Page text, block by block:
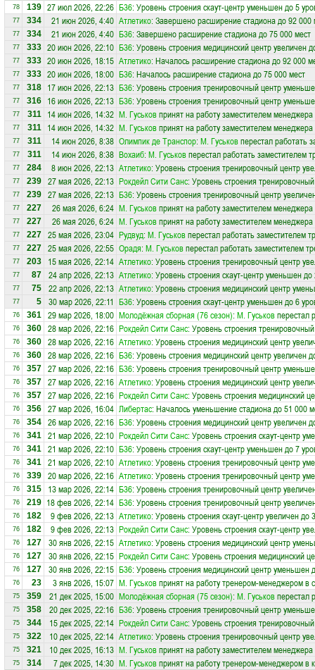
78 139 27 июл 2026, 22:26 Б36: Уровень строения скаут-центр уменьшен до 5
77 334 21 июн 2026, 4:40 Атлетико: Завершено расширение стадиона до 92 000
77 334 21 июн 2026, 4:40 Б36: Завершено расширение стадиона до 75 000 мест
77 333 20 июн 2026, 22:10 Б36: Уровень строения медицинский центр увеличен
77 333 20 июн 2026, 18:15 Атлетико: Началось расширение стадиона до 92 000
77 333 20 июн 2026, 18:00 Б36: Началось расширение стадиона до 75 000 мест
77 318 17 июн 2026, 22:13 Б36: Уровень строения тренировочный центр
77 316 16 июн 2026, 22:13 Б36: Уровень строения тренировочный центр
77 311 14 июн 2026, 14:32 М. Гуськовпринят на работу заместителем
77 311 14 июн 2026, 14:32 М. Гуськовпринят на работу заместителем
77 311 14 июн 2026, 8:38 Олимпик де Транспор: М. Гуськовперестал работать
77 311 14 июн 2026, 8:38 Вохаиб: М. Гуськовперестал работать заместителем
77 284 8 июн 2026, 22:13 Атлетико: Уровень строения тренировочный центр
77 239 27 мая 2026, 22:13 Рокдейл Сити Санс: Уровень строения
77 239 27 мая 2026, 22:13 Б36: Уровень строения тренировочный центр
77 227 26 мая 2026, 6:24 М. Гуськовпринят на работу заместителем
77 227 26 мая 2026, 6:24 М. Гуськовпринят на работу заместителем
77 227 25 мая 2026, 23:04 Рудвуд: М. Гуськовперестал работать заместителем
77 227 25 мая 2026, 22:55 Орадя: М. Гуськовперестал работать заместителем
77 203 15 мая 2026, 22:14 Атлетико: Уровень строения тренировочный центр
77 87 24 апр 2026, 22:13 Атлетико: Уровень строения скаут-центр уменьшен до
77 75 22 апр 2026, 22:13 Атлетико: Уровень строения медицинский центр
77 5 30 мар 2026, 22:11 Б36: Уровень строения скаут-центр уменьшен до 6
76 361 29 мар 2026, 18:00 Молодёжная сборная (76 сезон): М. Гуськовперестал
76 360 28 мар 2026, 22:16 Рокдейл Сити Санс: Уровень строения
76 360 28 мар 2026, 22:16 Атлетико: Уровень строения медицинский центр
76 360 28 мар 2026, 22:16 Б36: Уровень строения медицинский центр увеличен
76 357 27 мар 2026, 22:16 Б36: Уровень строения тренировочный центр
76 357 27 мар 2026, 22:16 Атлетико: Уровень строения медицинский центр
76 357 27 мар 2026, 22:16 Рокдейл Сити Санс: Уровень строения медицинский
76 356 27 мар 2026, 16:04 Либертас: Началось уменьшение стадиона до 51 000
76 354 26 мар 2026, 22:16 Б36: Уровень строения медицинский центр увеличен
76 341 21 мар 2026, 22:10 Рокдейл Сити Санс: Уровень строения скаут-центр
76 341 21 мар 2026, 22:10 Б36: Уровень строения скаут-центр уменьшен до 7
76 341 21 мар 2026, 22:10 Атлетико: Уровень строения тренировочный центр
76 339 20 мар 2026, 22:16 Атлетико: Уровень строения тренировочный центр
76 315 13 мар 2026, 22:14 Б36: Уровень строения тренировочный центр
76 219 18 фев 2026, 22:14 Б36: Уровень строения тренировочный центр
76 182 9 фев 2026, 22:13 Атлетико: Уровень строения скаут-центр увеличен до
76 182 9 фев 2026, 22:13 Рокдейл Сити Санс: Уровень строения скаут-центр
76 127 30 янв 2026, 22:15 Атлетико: Уровень строения медицинский центр
76 127 30 янв 2026, 22:15 Рокдейл Сити Санс: Уровень строения медицинский
76 127 30 янв 2026, 22:15 Б36: Уровень строения медицинский центр уменьшен
76 23 3 янв 2026, 15:07 М. Гуськовпринят на работу тренером-менеджером в
75 359 21 дек 2025, 15:00 Молодёжная сборная (75 сезон): М. Гуськовперестал
75 358 20 дек 2025, 22:16 Б36: Уровень строения тренировочный центр
75 344 15 дек 2025, 22:14 Рокдейл Сити Санс: Уровень строения
75 322 10 дек 2025, 22:14 Атлетико: Уровень строения тренировочный центр
75 321 10 дек 2025, 16:13 М. Гуськовпринят на работу заместителем
75 314 7 дек 2025, 14:30 М. Гуськовпринят на работу тренером-менеджером в